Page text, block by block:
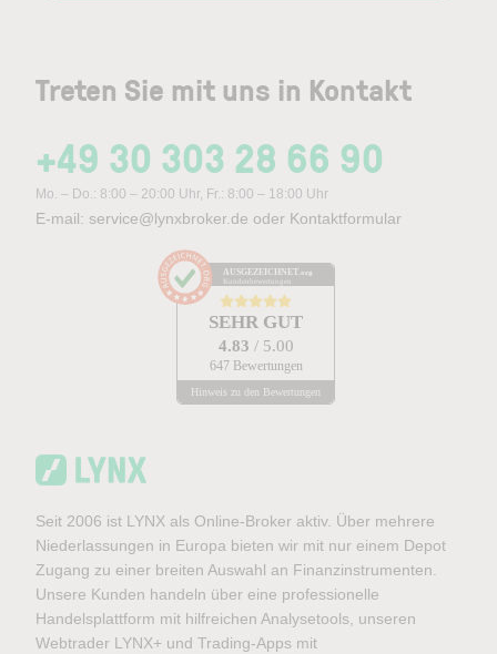
Treten Sie mit uns in Kontakt
+49 30 303 28 66 90
Mo. – Do.: 8:00 – 20:00 Uhr, Fr.: 8:00 – 18:00 Uhr
E-mail: service@lynxbroker.de oder Kontaktformular
AUSGEZEICHNET .org
Kundenbewertungen
SEHR GUT
4.83 / 5.00
647 Bewertungen
Hinweis zu den Bewertungen
Seit 2006 ist LYNX als Online-Broker aktiv. Über mehrere
Niederlassungen in Europa bieten wir mit nur einem Depot
Zugang zu einer breiten Auswahl an Finanzinstrumenten.
Unsere Kunden handeln über eine professionelle
Handelsplattform mit hilfreichen Analysetools, unseren
Webtrader LYNX+ und Trading-Apps mit